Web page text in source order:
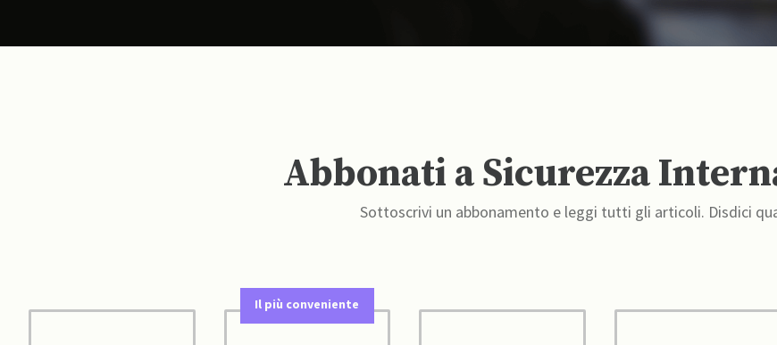
Abbonati a Sicurezza
Sottoscrivi un abbonamento e leggi tutti gli articoli. Disdici
Il più conveniente